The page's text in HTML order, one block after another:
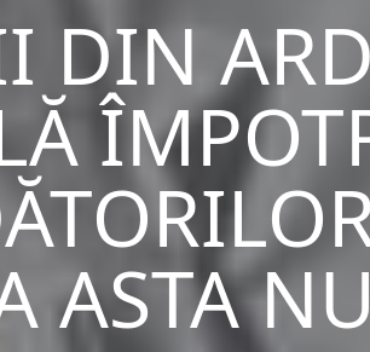
DIN
ASTA